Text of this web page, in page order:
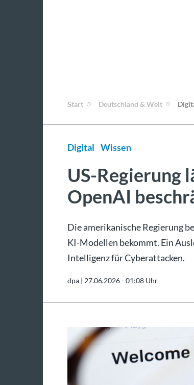
Start Deutschland & Welt
Digital Wissen
US-Regierung
OpenAI
Die amerikanische Regierung
KI-Modellen bekommt. Ein
Intelligenz für Cyberattacken.
dpa | 27.06.2026 - 01:08 Uhr